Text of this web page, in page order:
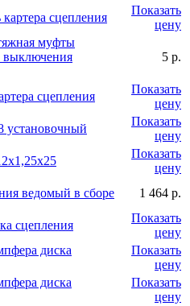
сцепления
Показать
цену
муфты
5 р.
сцепления
Показать
цену
установочный
Показать
цену
Показать
цену
ведомый в сборе 1 464 р.
сцепления
Показать
цену
диска
Показать
цену
диска
Показать
цену